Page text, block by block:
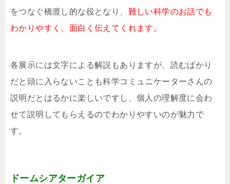
をつなぐ橋渡し的な役となり、 難しい科学のお話でも
わかりやすく、面白く伝えてくれます。
各展示には文字による解説もありますが、読むばかり
だと頭に入らないことも科学コミュニケーターさんの
説明だとはるかに楽しいですし、個人の理解度に会わ
せて説明してもらえるのでわかりやすいのが魅力で
す。
ドームシアターガイア